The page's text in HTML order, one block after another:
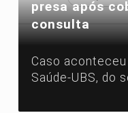
presa após
consulta
Caso aconteceu
Saúde-UBS, do